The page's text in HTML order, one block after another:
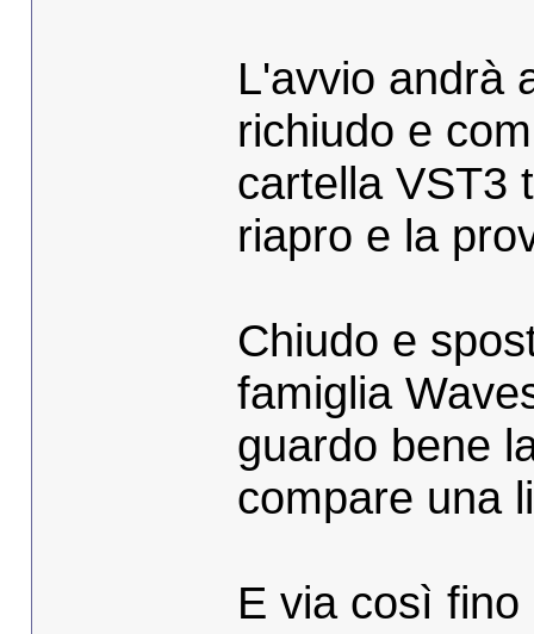
L'avvio andrà
richiudo e
cartella VST3
riapro e la
Chiudo e
famiglia
guardo bene
compare una
E via così